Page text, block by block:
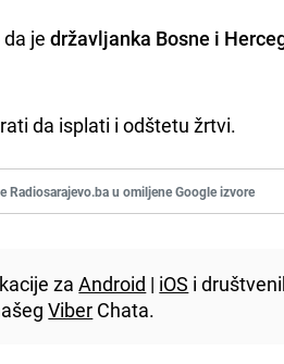
da jedržavljanka Bosne i
da isplati i odštetu žrtvi.
Radiosarajevo.ba u omiljene Google izvore
zaAndroid | iOS i
Viber Chata.